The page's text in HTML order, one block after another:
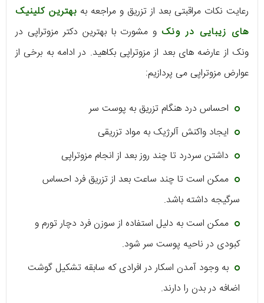
رعایت نکات مراقبتی بعد از تزریق و مراجعه به بهترین کلینیک
های زیبایی در ونکو مشورت با بهترین دکتر مزوتراپی در
ونک از عارضه های بعد از مزوتراپی بکاهید. در ادامه به برخی از
عوارض مزوتراپی می پردازیم:
احساس درد هنگام تزریق به پوست سر
ایجاد واکنش آلرژیک به مواد تزریقی
داشتن سردرد تا چند روز بعد از انجام مزوتراپی
ممکن است تا چند ساعت بعد از تزریق فرد احساس
سرگیجه داشته باشد.
ممکن است به دلیل استفاده از سوزن فرد دچار تورم و
کبودی در ناحیه پوست سر شود.
به وجود آمدن اسکار در افرادی که سابقه تشکیل گوشت
اضافه در بدن را دارند.